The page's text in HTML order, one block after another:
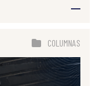
COLUMNAS